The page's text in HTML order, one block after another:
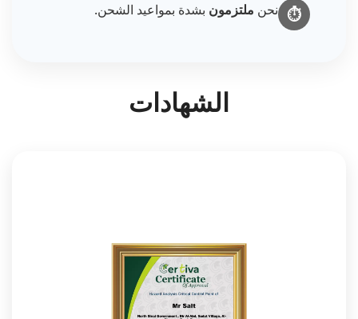
⏱️ نحن ملتزمون بشدة بمواعيد الشحن.
الشهادات